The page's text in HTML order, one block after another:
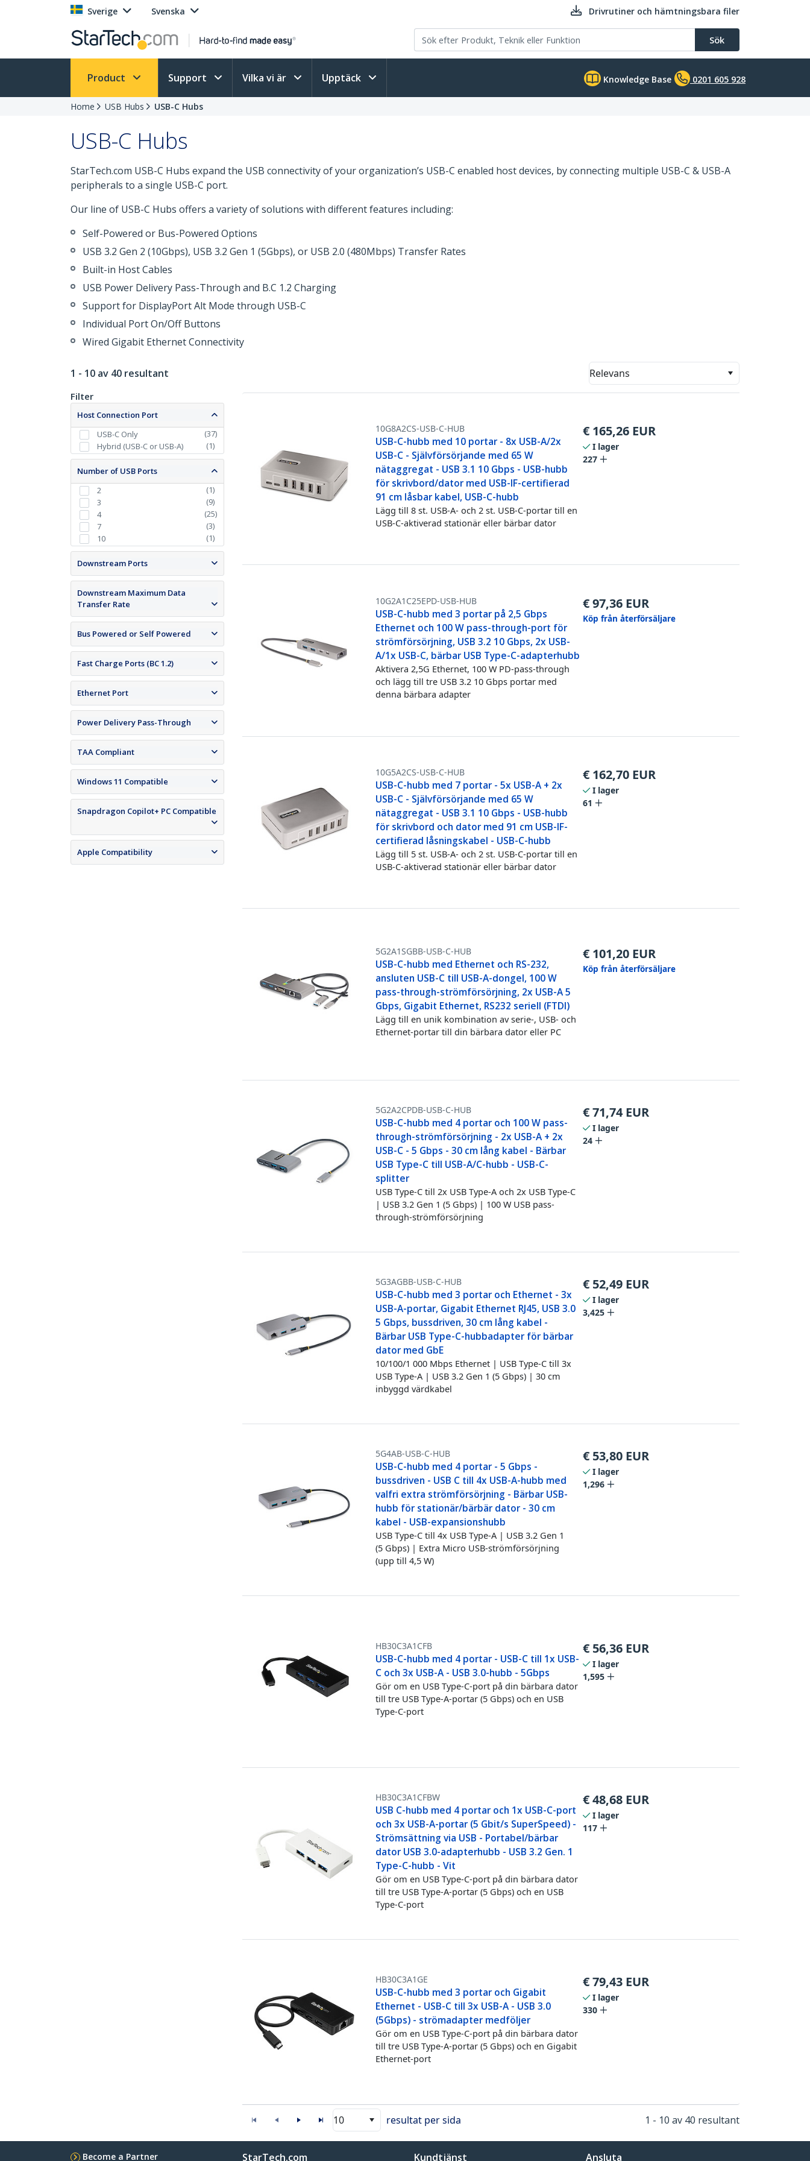
Sverige Svenska Drivrutiner och hämtningsbara filer
Sök
Product Support Vilka vi är Upptäck Knowledge Base 0201 605 928
Home USB Hubs USB-C Hubs
USB-C Hubs
StarTech.com USB-C Hubs expand the USB connectivity of your organization’s USB-C enabled host devices, by connecting multiple USB-C & USB-A
peripherals to a single USB-C port.
Our line of USB-C Hubs offers a variety of solutions with different features including:
Self-Powered or Bus-Powered Options
USB 3.2 Gen 2 (10Gbps), USB 3.2 Gen 1 (5Gbps), or USB 2.0 (480Mbps) Transfer Rates
Built-in Host Cables
USB Power Delivery Pass-Through and B.C 1.2 Charging
Support for DisplayPort Alt Mode through USB-C
Individual Port On/Off Buttons
Wired Gigabit Ethernet Connectivity
1 - 10 av 40 resultant Relevans
Filter
Host Connection Port
USB-C Only
(37)
Hybrid (USB-C or USB-A)
(1)
Number of USB Ports
2
(1)
3
(9)
4
(25)
7
(3)
10
(1)
Downstream Ports
Downstream Maximum Data
Transfer Rate
Bus Powered or Self Powered
Fast Charge Ports (BC 1.2)
Ethernet Port
Power Delivery Pass-Through
TAA Compliant
Windows 11 Compatible
Snapdragon Copilot+ PC Compatible
Apple Compatibility
10G8A2CS-USB-C-HUB
USB-C-hubb med 10 portar - 8x USB-A/2x
USB-C - Självförsörjande med 65 W
nätaggregat - USB 3.1 10 Gbps - USB-hubb
för skrivbord/dator med USB-IF-certifierad
91 cm låsbar kabel, USB-C-hubb
Lägg till 8 st. USB-A- och 2 st. USB-C-portar till en
USB-C-aktiverad stationär eller bärbar dator
€ 165,26 EUR
I lager
227
10G2A1C25EPD-USB-HUB
USB-C-hubb med 3 portar på 2,5 Gbps
Ethernet och 100 W pass-through-port för
strömförsörjning, USB 3.2 10 Gbps, 2x USB-
A/1x USB-C, bärbar USB Type-C-adapterhubb
Aktivera 2,5G Ethernet, 100 W PD-pass-through
och lägg till tre USB 3.2 10 Gbps portar med
denna bärbara adapter
€97,36 EUR
Köp från återförsäljare
10G5A2CS-USB-C-HUB
USB-C-hubb med 7 portar - 5x USB-A + 2x
USB-C - Självförsörjande med 65 W
nätaggregat - USB 3.1 10 Gbps - USB-hubb
för skrivbord och dator med 91 cm USB-IF-
certifierad låsningskabel - USB-C-hubb
Lägg till 5 st. USB-A- och 2 st. USB-C-portar till en
USB-C-aktiverad stationär eller bärbar dator
€ 162,70 EUR
I lager
61
5G2A1SGBB-USB-C-HUB
USB-C-hubb med Ethernet och RS-232,
ansluten USB-C till USB-A-dongel, 100 W
pass-through-strömförsörjning, 2x USB-A 5
Gbps, Gigabit Ethernet, RS232 seriell (FTDI)
Lägg till en unik kombination av serie-, USB- och
Ethernet-portar till din bärbara dator eller PC
€ 101,20 EUR
Köp från återförsäljare
5G2A2CPDB-USB-C-HUB
USB-C-hubb med 4 portar och 100 W pass-
through-strömförsörjning - 2x USB-A + 2x
USB-C - 5 Gbps - 30 cm lång kabel - Bärbar
USB Type-C till USB-A/C-hubb - USB-C-
splitter
USB Type-C till 2x USB Type-A och 2x USB Type-C
| USB 3.2 Gen 1 (5 Gbps) | 100 W USB pass-
through-strömförsörjning
€71,74 EUR
I lager
24
5G3AGBB-USB-C-HUB
USB-C-hubb med 3 portar och Ethernet - 3x
USB-A-portar, Gigabit Ethernet RJ45, USB 3.0
5 Gbps, bussdriven, 30 cm lång kabel -
Bärbar USB Type-C-hubbadapter för bärbar
dator med GbE
10/100/1 000 Mbps Ethernet | USB Type-C till 3x
USB Type-A | USB 3.2 Gen 1 (5 Gbps) | 30 cm
inbyggd värdkabel
€ 52,49 EUR
I lager
3,425
5G4AB-USB-C-HUB
USB-C-hubb med 4 portar - 5 Gbps -
bussdriven - USB C till 4x USB-A-hubb med
valfri extra strömförsörjning - Bärbar USB-
hubb för stationär/bärbär dator - 30 cm
kabel - USB-expansionshubb
USB Type-C till 4x USB Type-A | USB 3.2 Gen 1
(5 Gbps) | Extra Micro USB-strömförsörjning
(upp till 4,5 W)
€ 53,80 EUR
I lager
1,296
HB30C3A1CFB
USB-C-hubb med 4 portar - USB-C till 1x USB-
C och 3x USB-A - USB 3.0-hubb - 5Gbps
Gör om en USB Type-C-port på din bärbara dator
till tre USB Type-A-portar (5 Gbps) och en USB
Type-C-port
€ 56,36 EUR
I lager
1,595
HB30C3A1CFBW
USB C-hubb med 4 portar och 1x USB-C-port
och 3x USB-A-portar (5 Gbit/s SuperSpeed) -
Strömsättning via USB - Portabel/bärbar
dator USB 3.0-adapterhubb - USB 3.2 Gen. 1
Type-C-hubb - Vit
Gör om en USB Type-C-port på din bärbara dator
till tre USB Type-A-portar (5 Gbps) och en USB
Type-C-port
€48,68 EUR
I lager
117
HB30C3A1GE
USB-C-hubb med 3 portar och Gigabit
Ethernet - USB-C till 3x USB-A - USB 3.0
(5Gbps) - strömadapter medföljer
Gör om en USB Type-C-port på din bärbara dator
till tre USB Type-A-portar (5 Gbps) och en Gigabit
Ethernet-port
€79,43 EUR
I lager
330
10 resultat per sida 1 - 10 av 40 resultant
Become a Partner StarTech.com Kundtjänst Ansluta